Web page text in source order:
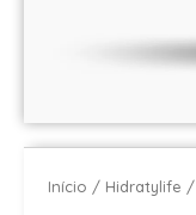
Início / Hidratylife /